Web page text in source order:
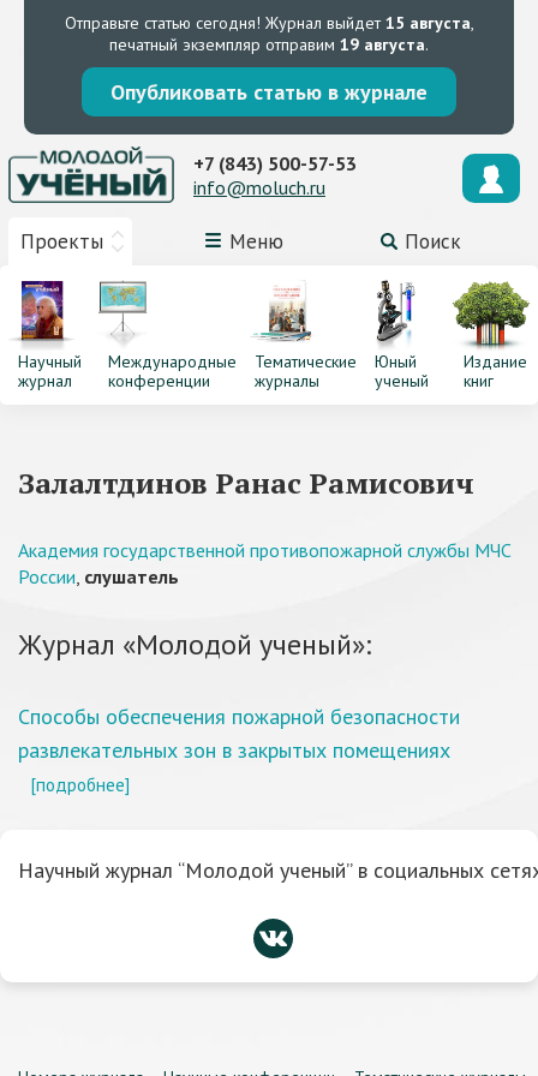
Отправьте статью сегодня! Журнал выйдет15 августа,
печатный экземпляр отправим 19 августа.
Опубликовать статью в журнале
Проекты Меню Поиск
+7 (843) 500-57-53
info@moluch.ru
Научный
журнал
Международные
конференции
Тематические
журналы
Юный
ученый
Издание
книг
Залалтдинов Ранас Рамисович
Академия государственной противопожарной службы МЧС
России, слушатель
Журнал «Молодой ученый»:
Способы обеспечения пожарной безопасности
развлекательных зон в закрытых помещениях
[подробнее]
Научный журнал “Молодой ученый” в социальных